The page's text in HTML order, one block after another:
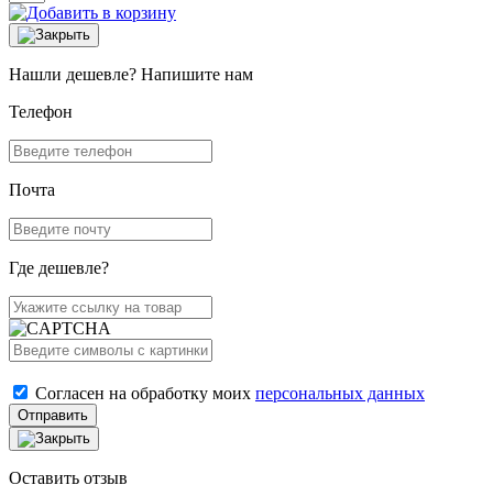
Нашли дешевле? Напишите нам
Телефон
Почта
Где дешевле?
Согласен на обработку моих персональных данных
Отправить
Оставить отзыв